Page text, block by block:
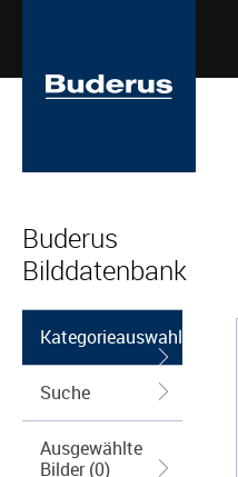
Buderus
Bilddatenbank
Kategorieauswahl
Suche
Ausgewählte
Bilder (0)